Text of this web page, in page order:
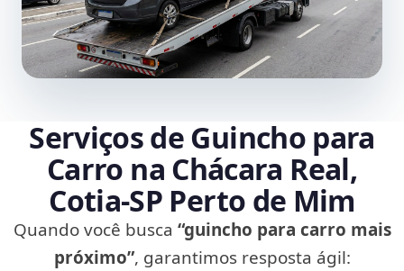
Serviços de Guincho para
Carro na Chácara Real,
Cotia‑SP Perto de Mim
Quando você busca “guincho para carro mais
próximo”, garantimos resposta ágil: